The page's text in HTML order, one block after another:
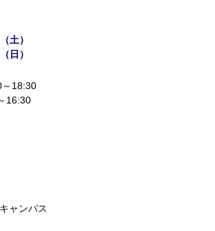
土）
日）
18:30
16:30
ャンパス